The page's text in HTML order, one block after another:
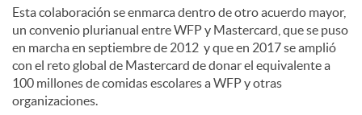
Esta colaboración se enmarca dentro de otro acuerdo mayor,
un convenio plurianual entre WFP y Mastercard, que se puso
en marcha en septiembre de 2012 y que en 2017 se amplió
con el reto global de Mastercard de donar el equivalente a
100 millones de comidas escolares a WFP y otras
organizaciones.